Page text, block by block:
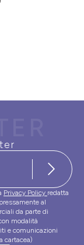
al carrello
Privacy Policy redatta
al
da parte di
modalità
e comunicazioni
cartacea)